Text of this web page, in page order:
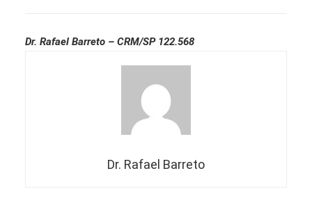
Dr. Rafael Barreto – CRM/SP 122.568
Dr. Rafael Barreto